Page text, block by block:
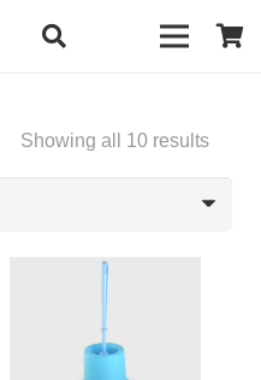
Showing all 10 results